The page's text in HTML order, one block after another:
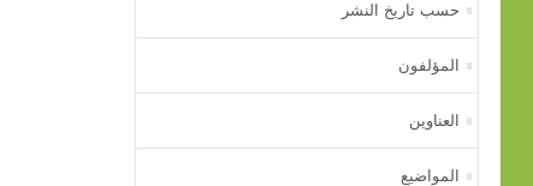
حسب تاريخ النشر
المؤلفون
العناوين
المواضيع